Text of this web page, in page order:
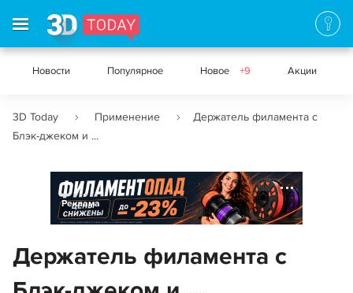
Новости Популярное Новое +9 Акции
3D Today Применение
Держатель филамента с
Блэк-джеком и ...
Реклама
Держатель филамента с